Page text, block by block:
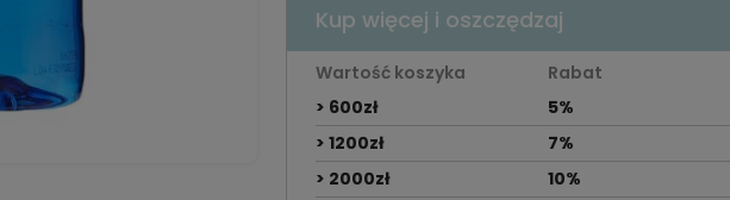
Kup więcej i oszczędzaj
Wartość koszyka Rabat
> 600zł
5%
> 1200zł
7%
> 2000zł
10%